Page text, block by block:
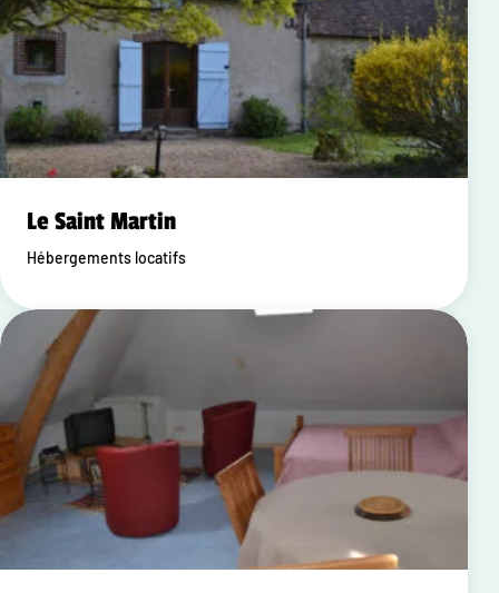
Le Saint Martin
Hébergements locatifs